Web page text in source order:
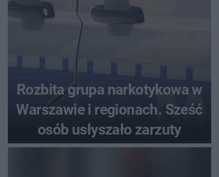
Rozbita grupa narkotykowa w
Warszawie i regionach. Sześć
osób usłyszało zarzuty